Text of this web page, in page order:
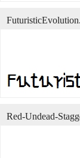
Red-Undead-